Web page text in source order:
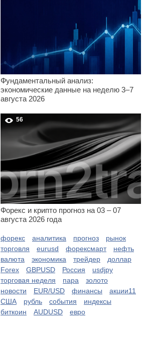
Фундаментальный анализ:
экономические данные на неделю 3–7
августа 2026
56
Форекс и крипто прогноз на 03 – 07
августа 2026 года
форекс аналитика прогноз
рынок
торговля
eurusd форексмарт
нефть
валюта
экономика трейдер
доллар
Forex
GBPUSD Россия
usdjpy
торговая неделя
пара
золото
новости
EUR/USD финансы
акции11
США
рубль события
индексы
биткоин
AUDUSD евро